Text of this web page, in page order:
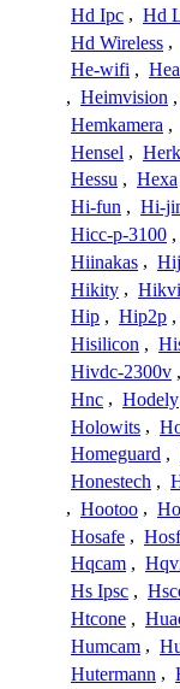
Hd Ipc , Hd
Hd Wireless ,
He-wifi ,
, Heimvision ,
Hemkamera ,
Hensel ,
Hessu , Hexa
Hi-fun , Hi-
Hicc-p-3100 ,
Hiinakas ,
Hikity ,
Hip , Hip2p ,
Hisilicon ,
Hivdc-2300v ,
Hnc , Hodely
Holowits ,
Homeguard ,
Honestech ,
, Hootoo ,
Hosafe ,
Hqcam ,
Hs Ipsc ,
Htcone ,
Humcam ,
Hutermann ,